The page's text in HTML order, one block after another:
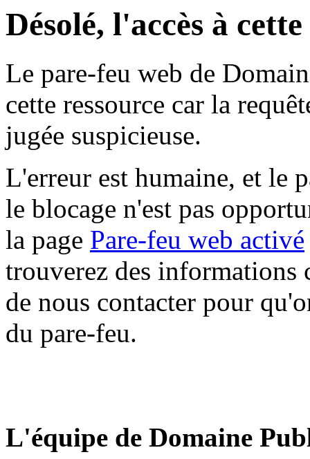
Désolé, l'accès à
Le pare-feu web de
cette ressource car la
jugée suspicieuse.
L'erreur est humaine, et le
le blocage n'est pas
la page Pare-feu web activé
trouverez des informations
de nous contacter pour
du pare-feu.
L'équipe de Domaine